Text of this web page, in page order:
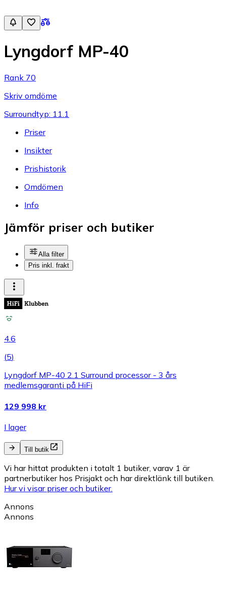
Lyngdorf MP-40
Rank 70
Skriv omdöme
Surroundtyp: 11.1
Priser
Insikter
Prishistorik
Omdömen
Info
Jämför priser och butiker
Alla filter
Pris inkl. frakt
4.6
(5)
Lyngdorf MP-40 2.1 Surround processor - 3 års
medlemsgaranti på HiFi
129 998 kr
I lager
Till butik
Vi har hittat produkten i totalt 1 butiker, varav 1 är
partnerbutiker hos Prisjakt och har direktlänk till butiken.
Hur vi visar priser och butiker.
Annons
Annons